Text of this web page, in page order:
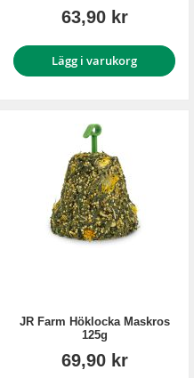
63,90 kr
Lägg i varukorg
JR Farm Höklocka Maskros
125g
69,90 kr